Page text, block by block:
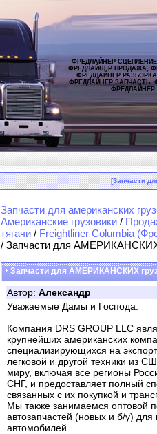
ФРЕДЛАЙНЕР
ФРЕДЛАЙНЕР ПРОДАЖА,
ФРЕДЛАЙНЕР
ФРЕДЛАЙНЕР ЗАПЧАСТЬ,
ФРЕДЛАЙНЕР
[Запчасти
Запчасти для американских
Американские грузовики /
тягачи / Freightliner Columbia
/ Запчасти для АМЕРИКАНСКИХ
Запчасти для АМЕРИКАНСКИХ
Автор: Александр
Уважаемые Дамы и Господа:
Компания DRS GROUP LLC
крупнейших американских
специализирующихся на
легковой и другой техники из
миру, включая все регионы
СНГ, и предоставляет полный
связанных с их покупкой и
Мы также занимаемся оптовой
автозапчастей (новых и б/у) для
автомобилей.